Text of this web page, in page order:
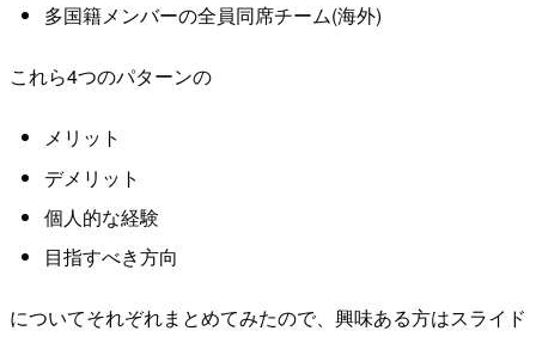
多国籍メンバーの全員同席チーム(海外)
これら4つのパターンの
メリット
デメリット
個人的な経験
目指すべき方向
についてそれぞれまとめてみたので、興味ある方はスライド